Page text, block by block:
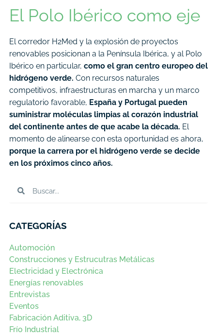
El Polo Ibérico como eje
El corredor H2Med y la explosión de proyectos
renovables posicionan a la Península Ibérica, y al Polo
Ibérico en particular, como el gran centro europeo del
hidrógeno verde. Con recursos naturales
competitivos, infraestructuras en marcha y un marco
regulatorio favorable, España y Portugal pueden
suministrar moléculas limpias al corazón industrial
del continente antes de que acabe la década. El
momento de alinearse con esta oportunidad es ahora,
porque la carrera por el hidrógeno verde se decide
en los próximos cinco años.
CATEGORÍAS
Automoción
Construcciones y Estrucutras Metálicas
Electricidad y Electrónica
Energías renovables
Entrevistas
Eventos
Fabricación Aditiva, 3D
Frío Industrial